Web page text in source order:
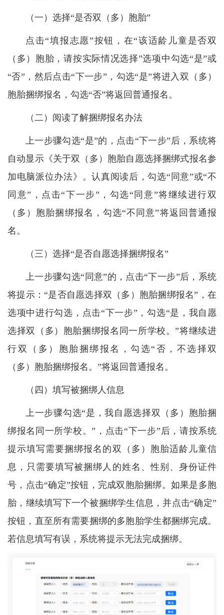
（一）选择“是否双（多）胞胎”
点击“填报志愿”按钮，在“该适龄儿童是否双
（多）胞胎，请按实际情况选择”选项中勾选“是”或
“否”，然后点击“下一步”，勾选“是”将进入双（多）
胞胎捆绑报名，勾选“否”将返回普通报名。
（二）阅读了解捆绑报名办法
上一步骤勾选“是”的，点击“下一步”后，系统将
自动显示《关于双（多）胞胎自愿选择捆绑式报名参
加电脑派位办法》。认真阅读后，勾选“同意”或“不
同意”，点击“下一步”，勾选“同意”将继续进行双
（多）胞胎捆绑报名，勾选“不同意”将返回普通报
名。
（三）选择“是否自愿选择捆绑报名”
上一步骤勾选“同意”的，点击“下一步”后，系统
将提示：“是否自愿选择双（多）胞胎捆绑报名”，在
选项中进行勾选，点击“下一步”，勾选“是，我自愿
选择双（多）胞胎捆绑报名同一所学校。”将继续进
行双（多）胞胎捆绑报名，勾选“否，不选择双
（多）胞胎捆绑报名。”将返回普通报名。
（四）填写被捆绑人信息
上一步骤勾选“是，我自愿选择双（多）胞胎捆
绑报名同一所学校。”，点击“下一步”后，请按系统
提示填写需要捆绑报名的双（多）胞胎适龄儿童信
息，只需要填写被捆绑人的姓名、性别、身份证件
号，点击“确定”按钮，完成双胞胎捆绑。如果是多胞
胎，继续填写下一个被捆绑学生信息，并点击“确定”
按钮，直至所有需要捆绑的多胞胎学生都捆绑完成。
若信息填写有误，系统将提示无法完成捆绑。